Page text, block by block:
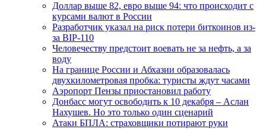
Доллар выше 82, евро выше 94: что происходит с
курсами валют в России
Разработчик указал на риск потери биткоинов из-
за BIP-110
Человечеству предстоит воевать не за нефть, а за
воду
На границе России и Абхазии образовалась
двухкилометровая пробка: туристы ждут часами
Аэропорт Пензы приостановил работу
Донбасс могут освободить к 10 декабря – Аслан
Нахушев. Но это только один сценарий
Атаки БПЛА: страховщики потирают руки